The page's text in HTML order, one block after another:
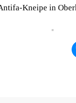
Knei­pe in